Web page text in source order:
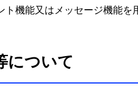
ト機能又はメッセージ機能
について